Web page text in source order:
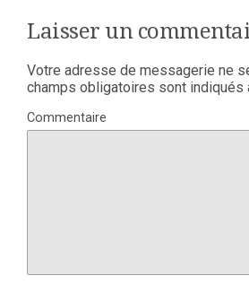
Laisser un
Votre adresse de messagerie ne
champs obligatoires sont indiqués
Commentaire